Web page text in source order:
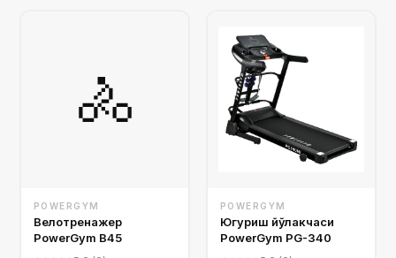
🚴
POWERGYM
Велотренажер
PowerGym B45
POWERGYM
Югуриш йўлакчаси
PowerGym PG-340